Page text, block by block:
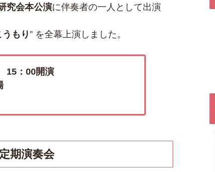
究会本公演に伴奏者の一人として出演
うもり” を全幕上演しました。
15：00開演
期演奏会